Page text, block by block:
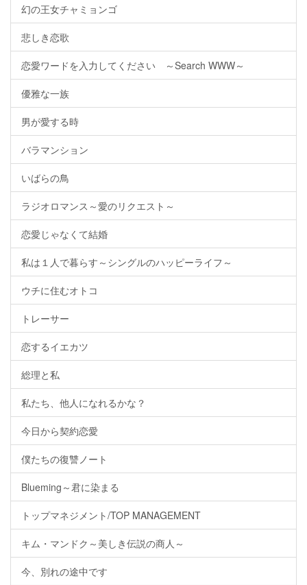
幻の王女チャミョンゴ
悲しき恋歌
恋愛ワードを入力してください ～Search WWW～
優雅な一族
男が愛する時
バラマンション
いばらの鳥
ラジオロマンス～愛のリクエスト～
恋愛じゃなくて結婚
私は１人で暮らす～シングルのハッピーライフ～
ウチに住むオトコ
トレーサー
恋するイエカツ
総理と私
私たち、他人になれるかな？
今日から契約恋愛
僕たちの復讐ノート
Blueming～君に染まる
トップマネジメント/TOP MANAGEMENT
キム・マンドク～美しき伝説の商人～
今、別れの途中です